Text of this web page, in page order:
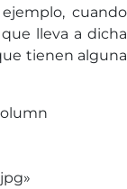
cuando
lleva a dicha
tienen alguna